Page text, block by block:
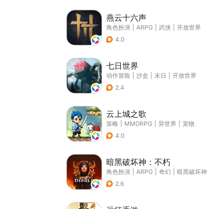
燕云十六声
角色扮演 ARPG 武侠
开放世界
4.0
七日世界
动作冒险 沙盒 末日
开放世界
2.4
云上城之歌
策略 MMORPG 异世界
宠物
4.0
暗黑破坏神：不朽
角色扮演 ARPG 奇幻
暗黑破坏神
2.6